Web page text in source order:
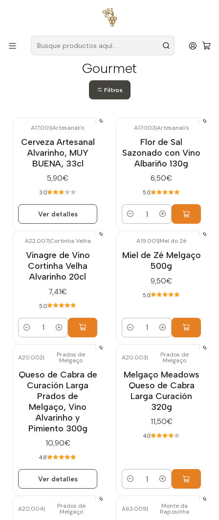
para pedidos superiores a
Gourmet
Gourmet
Filtros
A17.001|Artesanali's
Cerveza Artesanal
Alvarinho, MUY
BUENA, 33cl
5,90€
3.0
Ver detalles
A17.003|Artesanali's
Flor de Sal
Sazonado con Vino
Albariño 130g
6,50€
5.0
Cantidad
A22.007|Cortinha Velha
Vinagre de Vino
Cortinha Velha
Alvarinho 20cl
7,41€
5.0
Cantidad
A19.001|Mel do Zé
Miel de Zé Melgaço
500g
9,50€
5.0
Cantidad
Agotado
A20.002| Prados de
Melgaço
Queso de Cabra de
Curación Larga
Prados de
Melgaço, Vino
Alvarinho y
Pimiento 300g
10,90€
4.8
Ver detalles
A20.003| Prados de
Melgaço
Melgaço Meadows
Queso de Cabra
Larga Curación
320g
11,50€
4.0
Cantidad
A20.004| Prados de
Melgaço Agotado
A63.009| Monte da
Raposinha